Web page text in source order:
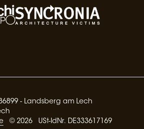
- Landsberg am Lech
© 2026 USt-IdNr. DE333617169